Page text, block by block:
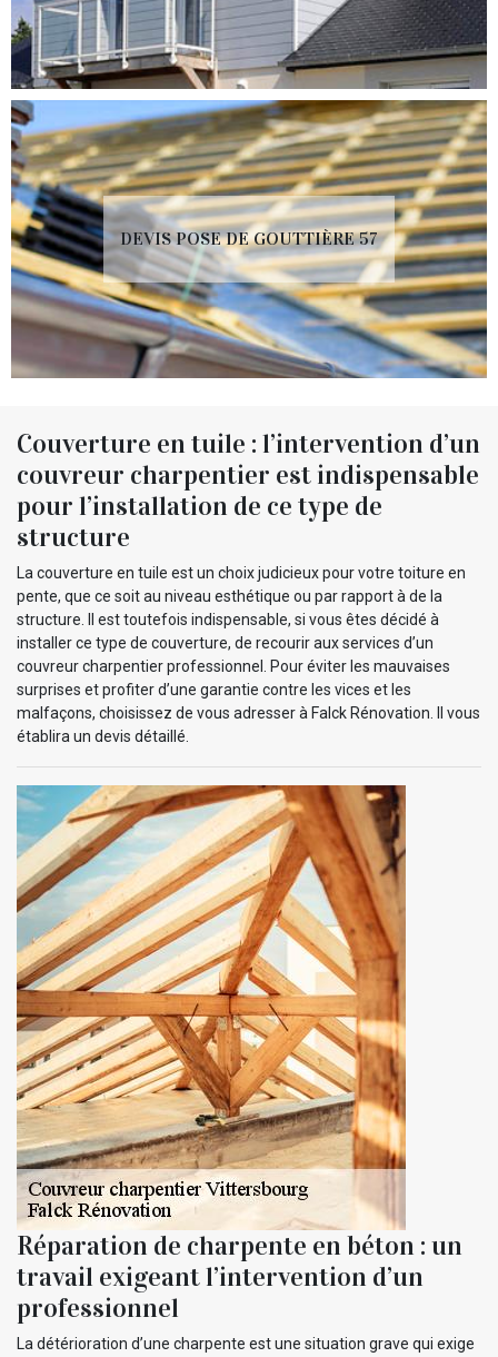
DEVIS POSE DE GOUTTIÈRE 57
Couverture en tuile : l’intervention d’un
couvreur charpentier est indispensable
pour l’installation de ce type de
structure
La couverture en tuile est un choix judicieux pour votre toiture en
pente, que ce soit au niveau esthétique ou par rapport à de la
structure. Il est toutefois indispensable, si vous êtes décidé à
installer ce type de couverture, de recourir aux services d’un
couvreur charpentier professionnel. Pour éviter les mauvaises
surprises et profiter d’une garantie contre les vices et les
malfaçons, choisissez de vous adresser à Falck Rénovation. Il vous
établira un devis détaillé.
Réparation de charpente en béton : un
travail exigeant l’intervention d’un
professionnel
La détérioration d’une charpente est une situation grave qui exige